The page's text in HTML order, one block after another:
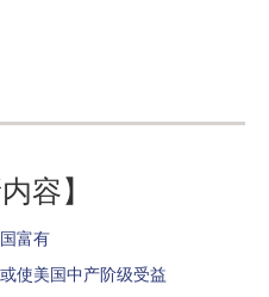
容】
富有
使美国中产阶级受益